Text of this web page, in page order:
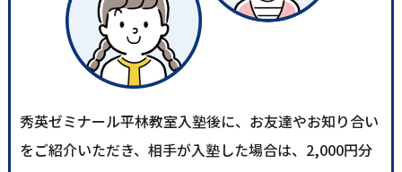
秀英ゼミナール平林教室入塾後に、お友達やお知り合い
をご紹介いただき、相手が入塾した場合は、2,000円分